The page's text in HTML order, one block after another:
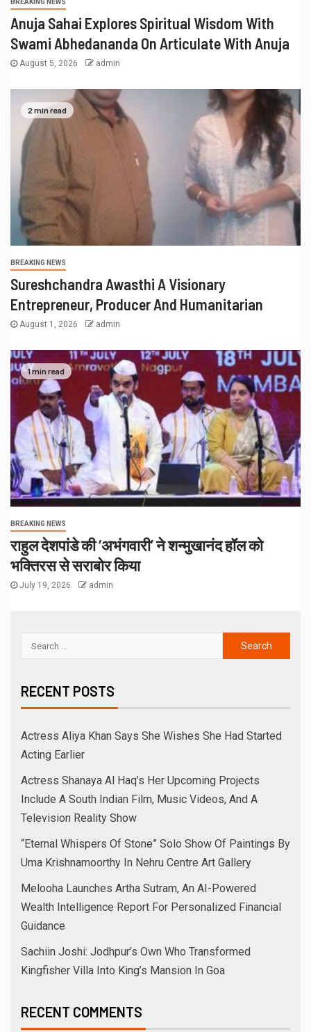
BREAKING NEWS
Anuja Sahai Explores Spiritual Wisdom With
Swami Abhedananda On Articulate With Anuja
August 5, 2026 admin
2 min read
BREAKING NEWS
Sureshchandra Awasthi A Visionary
Entrepreneur, Producer And Humanitarian
August 1, 2026 admin
1 min read
BREAKING NEWS
राहुल देशपांडे की ‘अभंगवारी’ ने शन्मुखानंद हॉल को
भक्तिरस से सराबोर किया
July 19, 2026 admin
RECENT POSTS
Actress Aliya Khan Says She Wishes She Had Started
Acting Earlier
Actress Shanaya Al Haq’s Her Upcoming Projects
Include A South Indian Film, Music Videos, And A
Television Reality Show
“Eternal Whispers Of Stone” Solo Show Of Paintings By
Uma Krishnamoorthy In Nehru Centre Art Gallery
Melooha Launches Artha Sutram, An AI-Powered
Wealth Intelligence Report For Personalized Financial
Guidance
Sachiin Joshi: Jodhpur’s Own Who Transformed
Kingfisher Villa Into King’s Mansion In Goa
RECENT COMMENTS